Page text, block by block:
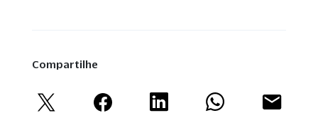
Compartilhe